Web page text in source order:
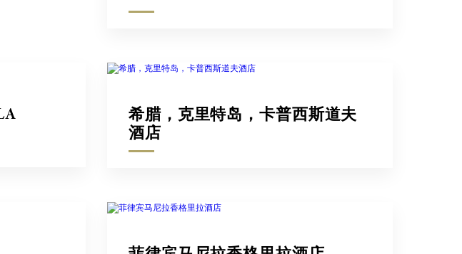
希腊，克里特岛，卡普西斯道夫
酒店